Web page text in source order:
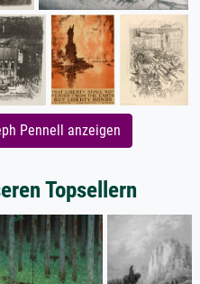
Pennell anzeigen
Topsellern